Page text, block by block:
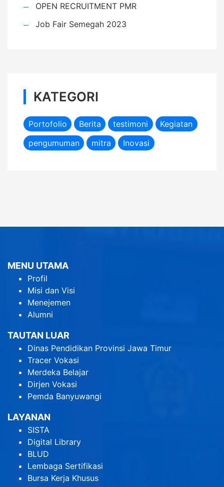
OPEN RECRUITMENT PMR
Job Fair Semegah 2023
KATEGORI
Portofolio Berita testimoni
Kegiatan
pengumuman
mitra Inovasi
MENU UTAMA
Profil
Misi dan Visi
Menejemen
Alumni
TAUTAN LUAR
Dinas Pendidikan Provinsi Jawa Timur
Tracer Vokasi
Merdeka Belajar
Dirjen Vokasi
Pemda Banyuwangi
LAYANAN
SISTA
Digital Library
BLUD
Lembaga Sertifikasi
Bursa Kerja Khusus